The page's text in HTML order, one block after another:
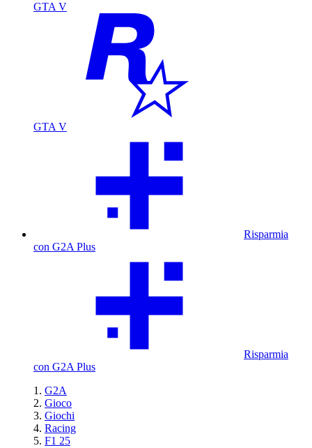
GTA V
GTA V
Risparmia
con G2A Plus
Risparmia
con G2A Plus
G2A
Gioco
Giochi
Racing
F1 25